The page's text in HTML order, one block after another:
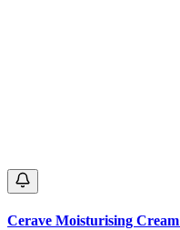
Cerave Moisturising